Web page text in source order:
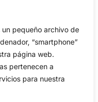
pequeño archivo de
“smartphone”
página web.
pertenecen a
para nuestra
Interés